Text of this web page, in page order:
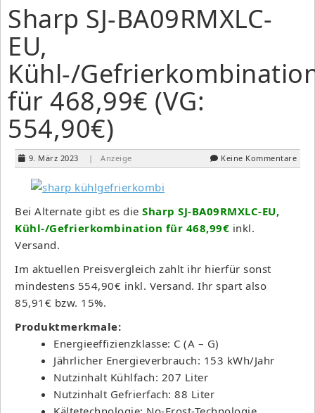
Sharp SJ-BA09RMXLC-
EU,
Kühl-/
für 468,99€ (VG:
554,90€)
9. März 2023 | Anzeige Keine Kommentare
Bei Alternate gibt es die Sharp SJ-BA09RMXLC-EU,
Kühl-/Gefrierkombination für 468,99€ inkl.
Versand.
Im aktuellen Preisvergleich zahlt ihr hierfür sonst
mindestens 554,90€ inkl. Versand. Ihr spart also
85,91€ bzw. 15%.
Produktmerkmale:
Energieeffizienzklasse: C (A – G)
Jährlicher Energieverbrauch: 153 kWh/Jahr
Nutzinhalt Kühlfach: 207 Liter
Nutzinhalt Gefrierfach: 88 Liter